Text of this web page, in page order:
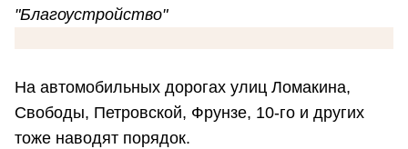
"Благоустройство"
На автомобильных дорогах улиц Ломакина,
Свободы, Петровской, Фрунзе, 10-го и других
тоже наводят порядок.